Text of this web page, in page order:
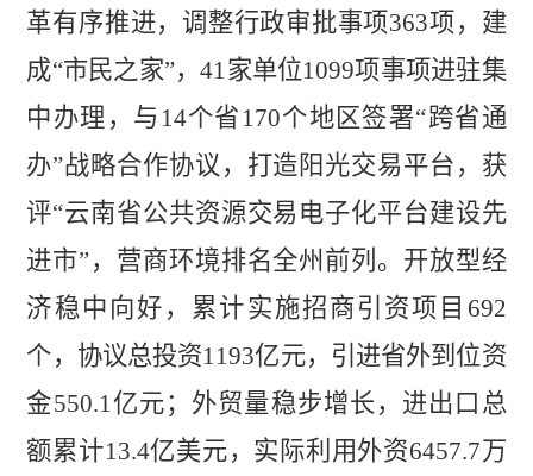
革有序推进，调整行政审批事项363项，建
成“市民之家”，41家单位1099项事项进驻集
中办理，与 14个省 170个地区签署“跨省通
办”战略合作协议，打造阳光交易平台，获
评“云南省公共资源交易电子化平台建设先
进市”，营商环境排名全州前列。开放型经
济稳中向好， 累计实施招商引资项目 692
个，协议总投资1193亿元，引进省外到位资
金550.1亿元；外贸量稳步增长，进出口总
额累计13.4亿美元，实际利用外资6457.7 万